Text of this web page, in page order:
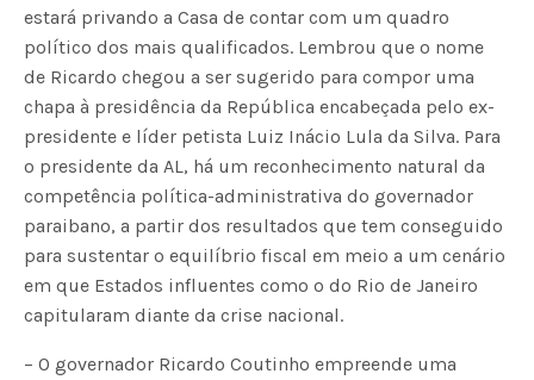
estará privando a Casa de contar com um quadro
político dos mais qualificados. Lembrou que o nome
de Ricardo chegou a ser sugerido para compor uma
chapa à presidência da República encabeçada pelo ex-
presidente e líder petista Luiz Inácio Lula da Silva. Para
o presidente da AL, há um reconhecimento natural da
competência política-administrativa do governador
paraibano, a partir dos resultados que tem conseguido
para sustentar o equilíbrio fiscal em meio a um cenário
em que Estados influentes como o do Rio de Janeiro
capitularam diante da crise nacional.
– O governador Ricardo Coutinho empreende uma